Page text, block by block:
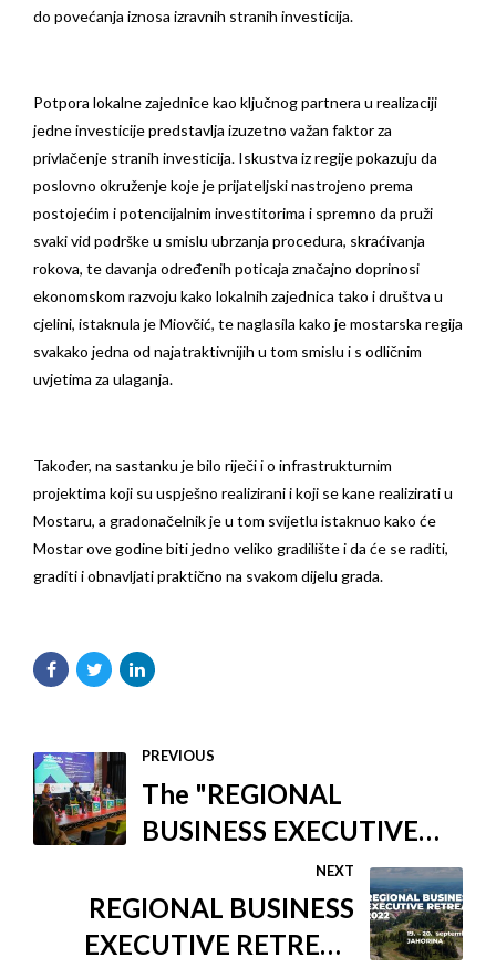
do povećanja iznosa izravnih stranih investicija.
Potpora lokalne zajednice kao ključnog partnera u realizaciji
jedne investicije predstavlja izuzetno važan faktor za
privlačenje stranih investicija. Iskustva iz regije pokazuju da
poslovno okruženje koje je prijateljski nastrojeno prema
postojećim i potencijalnim investitorima i spremno da pruži
svaki vid podrške u smislu ubrzanja procedura, skraćivanja
rokova, te davanja određenih poticaja značajno doprinosi
ekonomskom razvoju kako lokalnih zajednica tako i društva u
cjelini, istaknula je Miovčić, te naglasila kako je mostarska regija
svakako jedna od najatraktivnijih u tom smislu i s odličnim
uvjetima za ulaganja.
Također, na sastanku je bilo riječi i o infrastrukturnim
projektima koji su uspješno realizirani i koji se kane realizirati u
Mostaru, a gradonačelnik je u tom svijetlu istaknuo kako će
Mostar ove godine biti jedno veliko gradilište i da će se raditi,
graditi i obnavljati praktično na svakom dijelu grada.
PREVIOUS
The "REGIONAL
BUSINESS EXECUTIVE
RETREAT 2022"
Conference was held at
Jahorina Mountain
NEXT
REGIONAL BUSINESS
EXECUTIVE RETREAT